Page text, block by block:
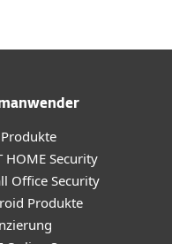
HOME Security
Office Security
Produkte